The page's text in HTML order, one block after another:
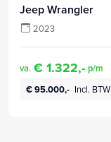
Jeep Wrangler
2023
va. € 1.322,- p/m
€ 95.000,- Incl. BTW